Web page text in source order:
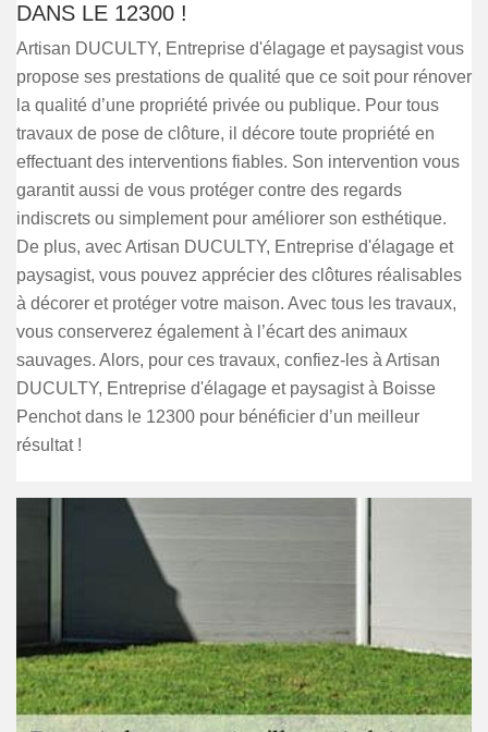
DANS LE 12300 !
Artisan DUCULTY, Entreprise d'élagage et paysagist vous
propose ses prestations de qualité que ce soit pour rénover
la qualité d’une propriété privée ou publique. Pour tous
travaux de pose de clôture, il décore toute propriété en
effectuant des interventions fiables. Son intervention vous
garantit aussi de vous protéger contre des regards
indiscrets ou simplement pour améliorer son esthétique.
De plus, avec Artisan DUCULTY, Entreprise d'élagage et
paysagist, vous pouvez apprécier des clôtures réalisables
à décorer et protéger votre maison. Avec tous les travaux,
vous conserverez également à l’écart des animaux
sauvages. Alors, pour ces travaux, confiez-les à Artisan
DUCULTY, Entreprise d'élagage et paysagist à Boisse
Penchot dans le 12300 pour bénéficier d’un meilleur
résultat !